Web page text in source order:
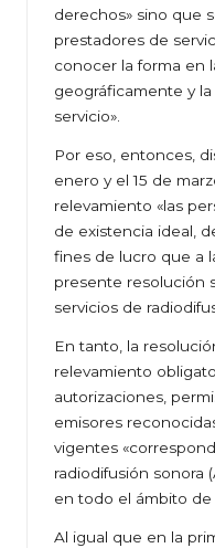
derechos» sino que
prestadores de
conocer la forma en
geográficamente y
servicio».
Por eso, entonces,
enero y el 15 de
relevamiento «las
de existencia ideal,
fines de lucro que a
presente resolución
servicios de
En tanto, la
relevamiento
autorizaciones,
emisores
vigentes
radiodifusión sonora
en todo el ámbito de
Al igual que en la